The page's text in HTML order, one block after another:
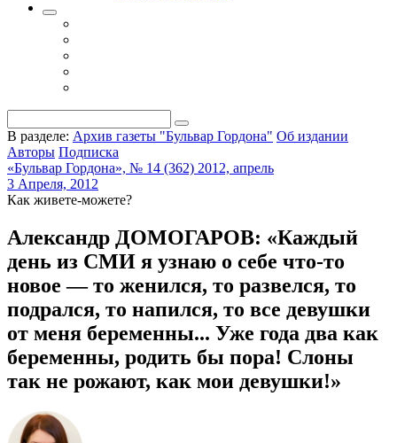
В разделе: Архив газеты "Бульвар Гордона" Об издании
Авторы Подписка
«Бульвар Гордона», № 14 (362) 2012, апрель
3 Апреля, 2012
Как живете-можете?
Александр ДОМОГАРОВ: «Каждый
день из СМИ я узнаю о себе что-то
новое — то женился, то развелся, то
подрался, то напился, то все девушки
от меня беременны... Уже года два как
беременны, родить бы пора! Слоны
так не рожают, как мои девушки!»